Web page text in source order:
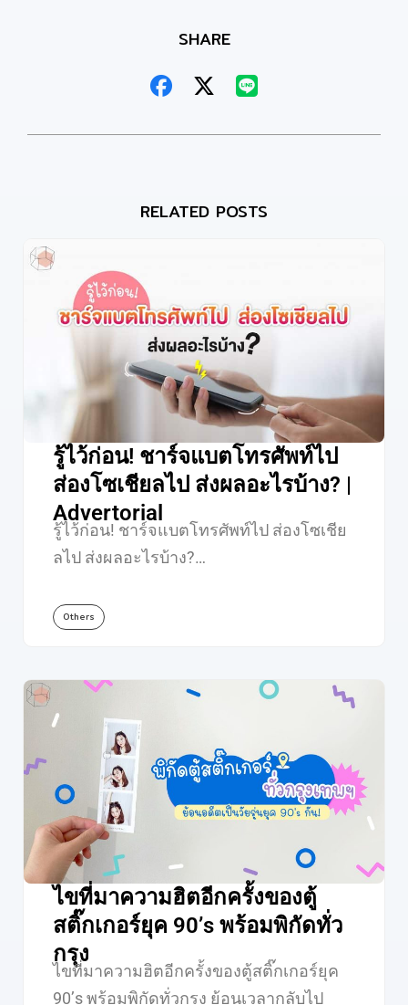
SHARE
RELATED POSTS
รู้ไว้ก่อน! ชาร์จแบตโทรศัพท์ไป
ส่องโซเชียลไป ส่งผลอะไรบ้าง? |
Advertorial
รู้ไว้ก่อน! ชาร์จแบตโทรศัพท์ไป ส่องโซเชีย
ลไป ส่งผลอะไรบ้าง?…
Others
ไขที่มาความฮิตอีกครั้งของตู้
สติ๊กเกอร์ยุค 90’s พร้อมพิกัดทั่ว
กรุง
ไขที่มาความฮิตอีกครั้งของตู้สติ๊กเกอร์ยุค
90’s พร้อมพิกัดทั่วกรุง ย้อนเวลากลับไป